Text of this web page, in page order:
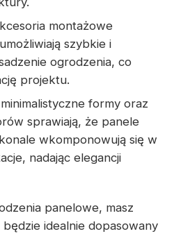
montażowe
szybkie i
ogrodzenia, co
projektu.
formy oraz
sprawiają, że panele
wkomponowują się w
nadając elegancji
panelowe, masz
idealnie dopasowany